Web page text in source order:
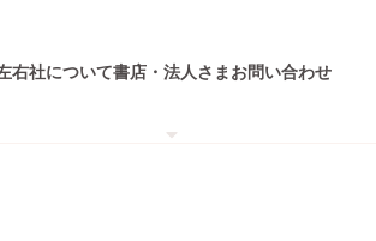
右社について書店・法人さまお問い合わせ